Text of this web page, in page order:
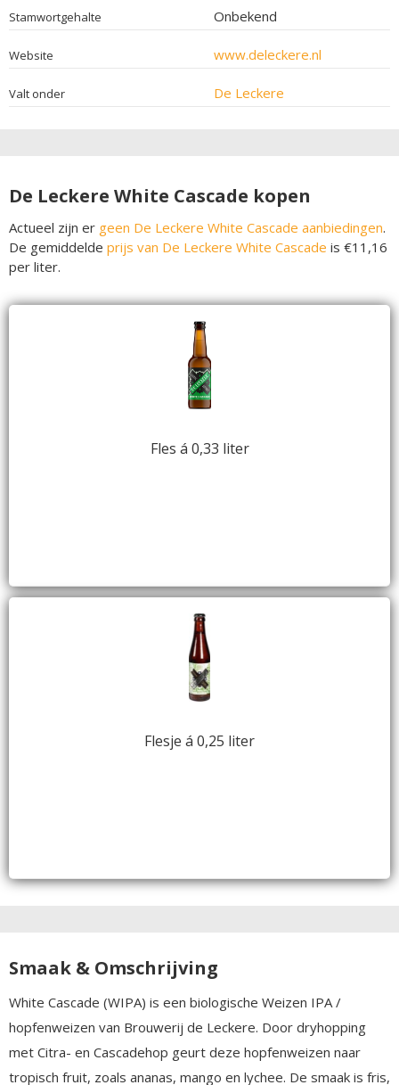
Stamwortgehalte Onbekend
Website www.deleckere.nl
Valt onder De Leckere
De Leckere White Cascade kopen
Actueel zijn er geen De Leckere White Cascade aanbiedingen.
De gemiddelde prijs van De Leckere White Cascade is €11,16
per liter.
Fles á 0,33 liter
Flesje á 0,25 liter
Smaak & Omschrijving
White Cascade (WIPA) is een biologische Weizen IPA /
hopfenweizen van Brouwerij de Leckere. Door dryhopping
met Citra- en Cascadehop geurt deze hopfenweizen naar
tropisch fruit, zoals ananas, mango en lychee. De smaak is fris,